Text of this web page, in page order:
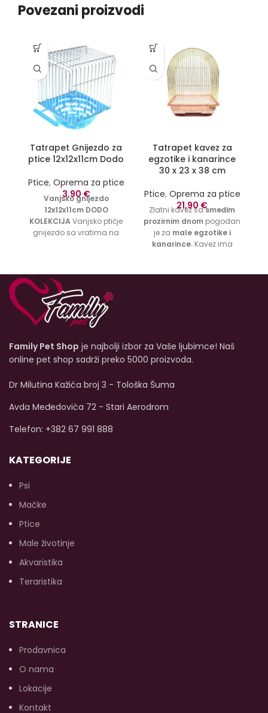
Povezani proizvodi
Tatrapet Gnijezdo za
ptice 12x12x11cm Dodo
Ptice, Oprema za ptice
3,90 €
Vanjsko gnijezdo
12x12x11cm DODO
KOLEKCIJA Vanjsko ptičje
gnijezdo sa vratima na
Tatrapet kavez za
egzotike i kanarince
30 x 23 x 38 cm
Ptice, Oprema za ptice
21,90 €
Zlatni kavez sasmeđim
prozirnim dnom pogodan
je za male egzotike i
kanarince.Kavez ima
nemaju gornji poklopac.
Family Pet Shop je najbolji izbor za Vaše ljubimce! Naš
online pet shop sadrži preko 5000 proizvoda.
Dr Milutina Kažića broj 3 - Tološka Šuma
Avda Međedovića 72 - Stari Aerodrom
Telefon: +382 67 991 888
KATEGORIJE
Psi
Mačke
Ptice
Male životinje
Akvaristika
Teraristika
STRANICE
Prodavnica
O nama
Lokacije
Kontakt